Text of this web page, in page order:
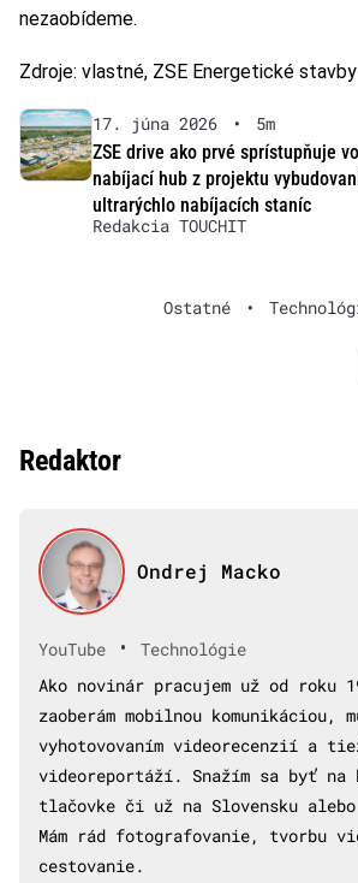
nezaobídeme.
Zdroje: vlastné, ZSE Energetické stavby
17. júna 2026 •
5m
ZSE drive ako prvé sprístupňuje
nabíjací hub z projektu
ultrarýchlo nabíjacích staníc
Redakcia TOUCHIT
Ostatné •
Redaktor
Ondrej Macko
YouTube •
Technológie
Ako novinár pracujem už od roku
zaoberám mobilnou komunikáciou,
vyhotovovaním videorecenzií a
videoreportáží. Snažím sa byť na
tlačovke či už na Slovensku
Mám rád fotografovanie, tvorbu
cestovanie.